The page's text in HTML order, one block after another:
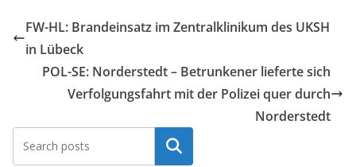
FW-HL: Brandeinsatz im Zentralklinikum des UKSH
in Lübeck
POL-SE: Norderstedt – Betrunkener lieferte sich
Verfolgungsfahrt mit der Polizei quer durch
Norderstedt
Suchen